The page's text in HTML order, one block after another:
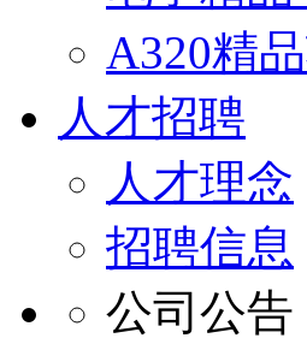
A320精
人才招聘
人才理念
招聘信息
公司公告